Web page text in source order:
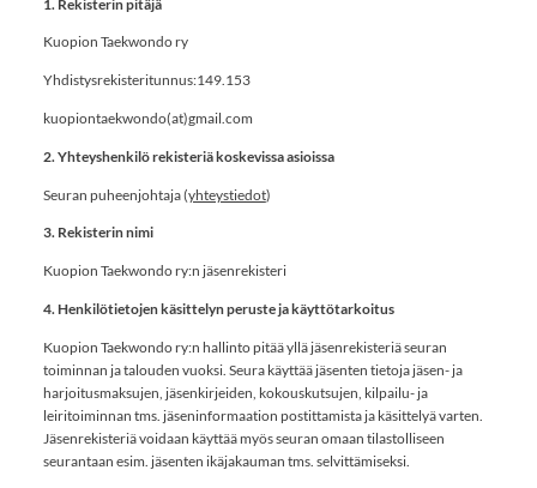
1. Rekisterin pitäjä
Kuopion Taekwondo ry
Yhdistysrekisteritunnus:149.153
kuopiontaekwondo(at)gmail.com
2. Yhteyshenkilö rekisteriä koskevissa asioissa
Seuran puheenjohtaja (yhteystiedot)
3. Rekisterin nimi
Kuopion Taekwondo ry:n jäsenrekisteri
4. Henkilötietojen käsittelyn peruste ja käyttötarkoitus
Kuopion Taekwondo ry:n hallinto pitää yllä jäsenrekisteriä seuran
toiminnan ja talouden vuoksi. Seura käyttää jäsenten tietoja jäsen- ja
harjoitusmaksujen, jäsenkirjeiden, kokouskutsujen, kilpailu- ja
leiritoiminnan tms. jäseninformaation postittamista ja käsittelyä varten.
Jäsenrekisteriä voidaan käyttää myös seuran omaan tilastolliseen
seurantaan esim. jäsenten ikäjakauman tms. selvittämiseksi.